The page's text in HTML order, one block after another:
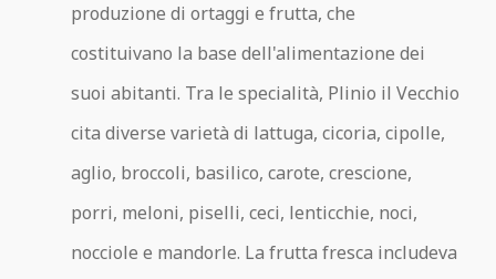
produzione di ortaggi e frutta, che
costituivano la base dell'alimentazione dei
suoi abitanti. Tra le specialità, Plinio il Vecchio
cita diverse varietà di lattuga, cicoria, cipolle,
aglio, broccoli, basilico, carote, crescione,
porri, meloni, piselli, ceci, lenticchie, noci,
nocciole e mandorle. La frutta fresca includeva